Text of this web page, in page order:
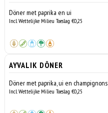
Döner met paprika en ui
Incl. Wettelijke Milieu Toeslag €0,25
AYVALIK DÖNER
Döner met paprika, ui en champignons
Incl. Wettelijke Milieu Toeslag €0,25